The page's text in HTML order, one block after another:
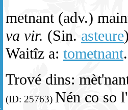
metnant (adv.)
va vir. (Sin. asteure
Waitîz a: tometnant.
Trové dins:
(ID: 25763) Nén co so